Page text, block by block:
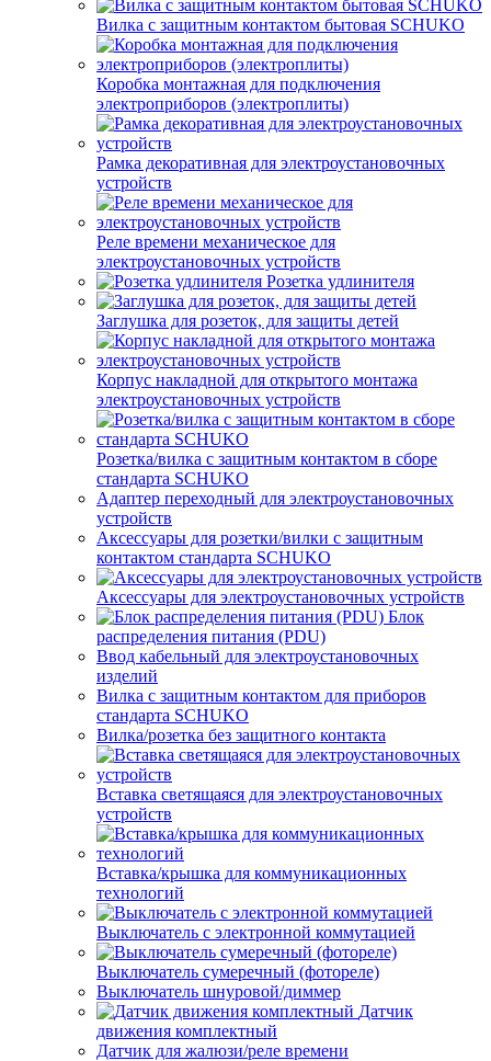
Вилка с защитным контактом бытовая SCHUKO
Коробка монтажная для подключения
электроприборов (электроплиты)
Рамка декоративная для электроустановочных
устройств
Реле времени механическое для
электроустановочных устройств
Розетка удлинителя
Заглушка для розеток, для защиты детей
Корпус накладной для открытого монтажа
электроустановочных устройств
Розетка/вилка с защитным контактом в сборе
стандарта SCHUKO
Адаптер переходный для электроустановочных
устройств
Аксессуары для розетки/вилки с защитным
контактом стандарта SCHUKO
Аксессуары для электроустановочных устройств
Блок
распределения питания (PDU)
Ввод кабельный для электроустановочных
изделий
Вилка с защитным контактом для приборов
стандарта SCHUKO
Вилка/розетка без защитного контакта
Вставка светящаяся для электроустановочных
устройств
Вставка/крышка для коммуникационных
технологий
Выключатель с электронной коммутацией
Выключатель сумеречный (фотореле)
Выключатель шнуровой/диммер
Датчик
движения комплектный
Датчик для жалюзи/реле времени